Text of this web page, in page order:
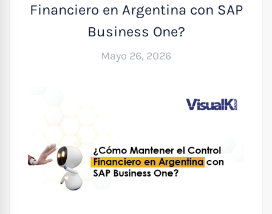
Financiero en Argentina con SAP
Business One?
Mayo 26, 2026